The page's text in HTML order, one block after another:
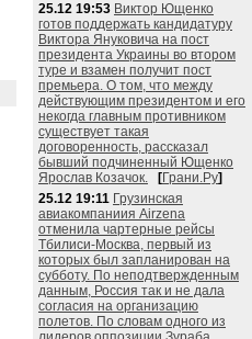
25.12 19:53 Виктор Ющенко
готов поддержать кандидатуру
Виктора Януковича на пост
президента Украины во втором
туре и взамен получит пост
премьера. О том, что между
действующим президентом и его
некогда главным противником
существует такая
договоренность, рассказал
бывший подчиненный Ющенко
Ярослав Козачок.
[Грани.Ру]
25.12 19:11 Грузинская
авиакомпаниия Airzena
отменила чартерные рейсы
Тбилиси-Москва, первый из
которых был запланирован на
субботу. По неподтвержденным
данным, Россия так и не дала
согласия на организацию
полетов. По словам одного из